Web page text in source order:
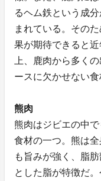
るヘム鉄という成
まれている。その
果が期待できると
上、鹿肉から多く
ースに欠かせない食
熊肉
熊肉はジビエの中
食材の一つ。熊は
も旨みが強く、脂
とした脂が特徴だ